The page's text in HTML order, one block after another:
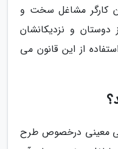
کارگر مشاغل سخت و
دوستان و نزدیکانشان
از این قانون می
معینی درخصوص طرح